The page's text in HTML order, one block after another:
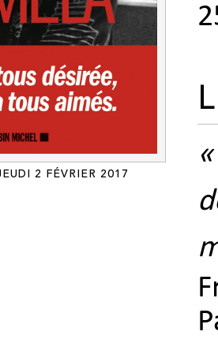
2 FÉVRIER 2017